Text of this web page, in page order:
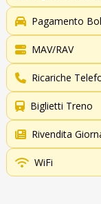
Pagamento
MAV/RAV
Ricariche
Biglietti Treno
Rivendita
WiFi